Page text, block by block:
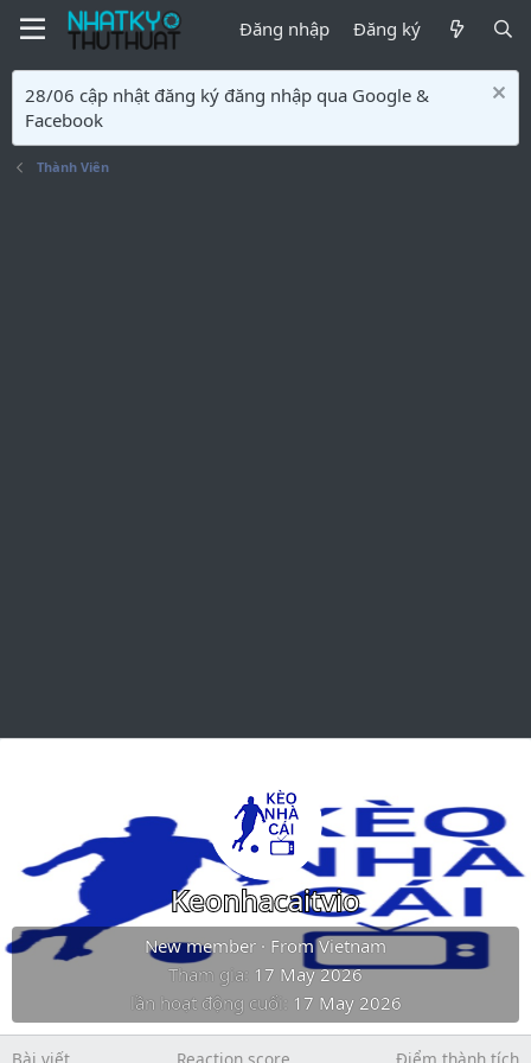
Đăng nhập Đăng ký
28/06 cập nhật đăng ký đăng nhập qua Google &
Facebook
Thành Viên
Keonhacaitvio
New member · FromVietnam
Tham gia 17 May 2026
lần hoạt động cuối
17 May 2026